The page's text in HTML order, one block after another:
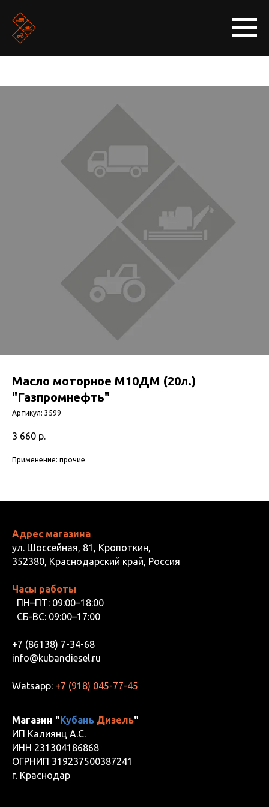
Масло моторное М10ДМ (20л.)
"Газпромнефть"
Артикул: 3599
3 660 р.
Применение: прочие
Адрес магазина
ул. Шоссейная, 81, Кропоткин,
352380, Краснодарский край, Россия
Часы работы
ПН–ПТ: 09:00–18:00
СБ-ВС: 09:00–17:00
+7 (86138) 7-34-68
info@kubandiesel.ru
Watsapp: +7 (918) 045-77-45
Магазин "Кубань Дизель"
ИП Калиянц А.С.
ИНН 231304186868
ОГРНИП 319237500387241
г. Краснодар